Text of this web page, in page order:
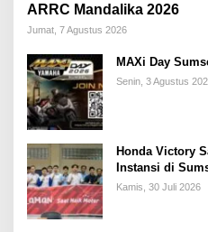
ARRC Mandalika 2026
Jumat, 7 Agustus 2026
MAXi Day
Senin, 3 Agustus
Honda Victory
Instansi di
Kamis, 30 Juli 2026